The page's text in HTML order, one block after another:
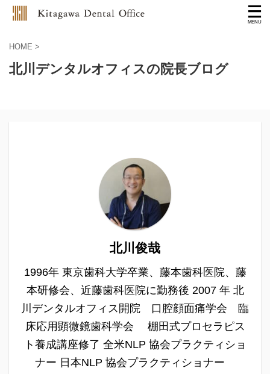
HOME >
北川デンタルオフィスの院長ブログ
北川俊哉
1996年 東京歯科大学卒業、藤本歯科医院、藤
本研修会、近藤歯科医院に勤務後 2007 年 北
川デンタルオフィス開院 口腔顔面痛学会 臨
床応用顕微鏡歯科学会 棚田式プロセラピス
ト養成講座修了 全米NLP 協会プラクティショ
ナー 日本NLP 協会プラクティショナー